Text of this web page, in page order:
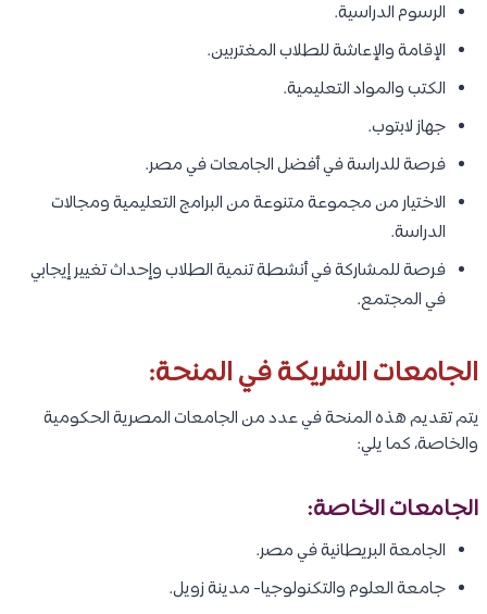
الرسوم الدراسية.
الإقامة والإعاشة للطلاب المغتربين.
الكتب والمواد التعليمية.
جهاز لابتوب.
فرصة للدراسة في أفضل الجامعات في مصر.
الاختيار من مجموعة متنوعة من البرامج التعليمية ومجالات
الدراسة.
فرصة للمشاركة في أنشطة تنمية الطلاب وإحداث تغيير إيجابي
في المجتمع.
الجامعات الشريكة في المنحة:
يتم تقديم هذه المنحة في عدد من الجامعات المصرية الحكومية
والخاصة، كما يلي:
الجامعات الخاصة:
الجامعة البريطانية في مصر.
جامعة العلوم والتكنولوجيا- مدينة زويل.